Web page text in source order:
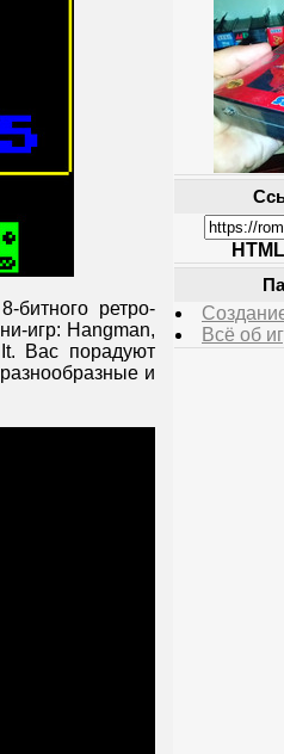
битного ретро-
игр: Hangman,
Вас порадуют
и
Всё об